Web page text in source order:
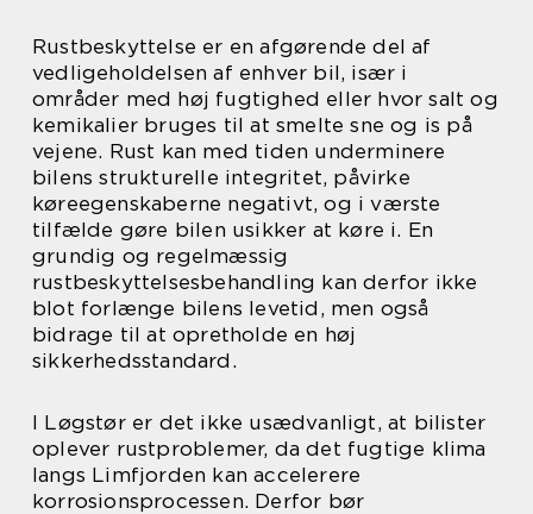
Rustbeskyttelse er en afgørende del af
vedligeholdelsen af enhver bil, især i
områder med høj fugtighed eller hvor salt og
kemikalier bruges til at smelte sne og is på
vejene. Rust kan med tiden underminere
bilens strukturelle integritet, påvirke
køreegenskaberne negativt, og i værste
tilfælde gøre bilen usikker at køre i. En
grundig og regelmæssig
rustbeskyttelsesbehandling kan derfor ikke
blot forlænge bilens levetid, men også
bidrage til at opretholde en høj
sikkerhedsstandard.
I Løgstør er det ikke usædvanligt, at bilister
oplever rustproblemer, da det fugtige klima
langs Limfjorden kan accelerere
korrosionsprocessen. Derfor bør